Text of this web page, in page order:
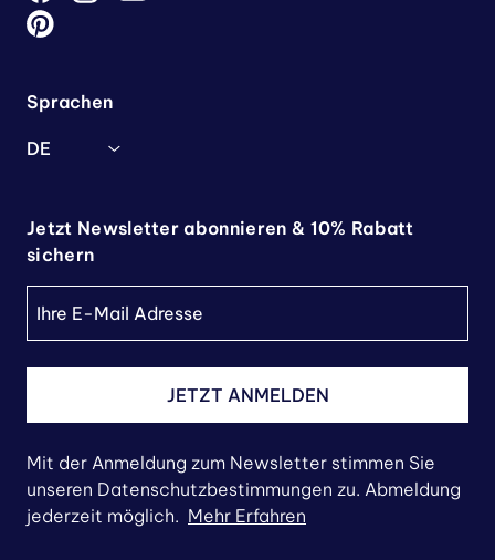
Sprachen
DE
Jetzt Newsletter abonnieren & 10% Rabatt
sichern
JETZT ANMELDEN
Mit der Anmeldung zum Newsletter stimmen Sie
unseren Datenschutzbestimmungen zu. Abmeldung
jederzeit möglich. Mehr Erfahren